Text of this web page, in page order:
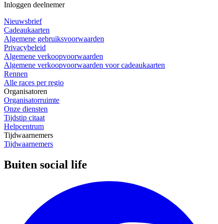
Inloggen deelnemer
Nieuwsbrief
Cadeaukaarten
Algemene gebruiksvoorwaarden
Privacybeleid
Algemene verkoopvoorwaarden
Algemene verkoopvoorwaarden voor cadeaukaarten
Rennen
Alle races per regio
Organisatoren
Organisatorruimte
Onze diensten
Tijdstip citaat
Helpcentrum
Tijdwaarnemers
Tijdwaarnemers
Buiten social life